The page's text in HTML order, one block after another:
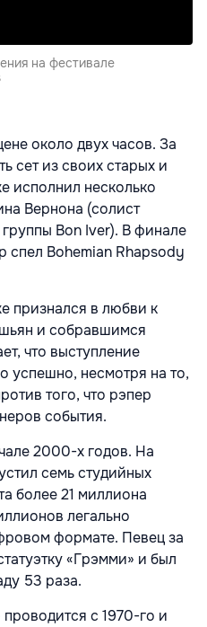
на фестивале
около двух часов. За
сет из своих старых и
исполнил несколько
Вернона (солист
Bon Iver). В финале
спел Bohemian Rhapsody
признался в любви к
и собравшимся
что выступление
успешно, несмотря на то,
того, что рэпер
события.
2000-х годов. На
семь студийных
более 21 миллиона
легально
формате. Певец за
«Грэмми» и был
53 раза.
с 1970-го и